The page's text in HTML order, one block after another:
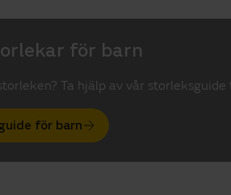
för barn
Ta hjälp av vår
för barn